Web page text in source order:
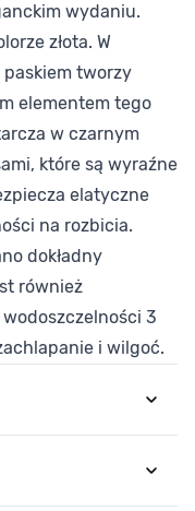
wydaniu.
złota. W
paskiem tworzy
elementem tego
w czarnym
które są wyraźne
elatyczne
na rozbicia.
dokładny
również
3
i wilgoć.